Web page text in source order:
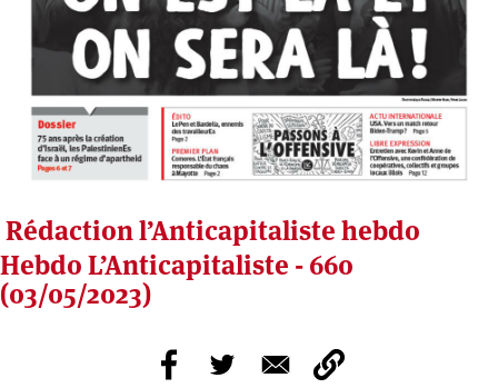
Rédaction l’Anticapitaliste hebdo
Hebdo L’Anticapitaliste - 660
(03/05/2023)